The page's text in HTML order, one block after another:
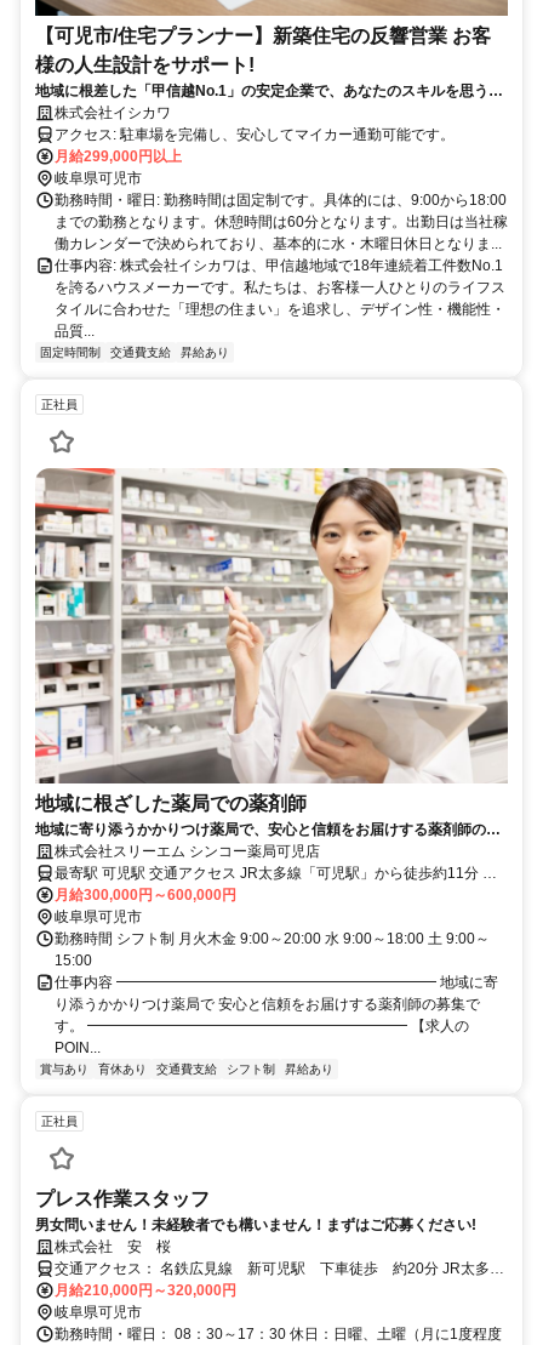
【可児市/住宅プランナー】新築住宅の反響営業 お客
様の人生設計をサポート!
地域に根差した「甲信越No.1」の安定企業で、あなたのスキルを思う存
分発揮できます！
株式会社イシカワ
アクセス: 駐車場を完備し、安心してマイカー通勤可能です。
月給299,000円以上
岐阜県可児市
勤務時間・曜日: 勤務時間は固定制です。具体的には、9:00から18:00
までの勤務となります。休憩時間は60分となります。出勤日は当社稼
働カレンダーで決められており、基本的に水・木曜日休日となりま...
仕事内容: 株式会社イシカワは、甲信越地域で18年連続着工件数No.1
を誇るハウスメーカーです。私たちは、お客様一人ひとりのライフス
タイルに合わせた「理想の住まい」を追求し、デザイン性・機能性・
品質...
固定時間制 交通費支給 昇給あり
正社員
地域に根ざした薬局での薬剤師
地域に寄り添うかかりつけ薬局で、安心と信頼をお届けする薬剤師の募
集です。
株式会社スリーエム シンコー薬局可児店
最寄駅 可児駅 交通アクセス JR太多線「可児駅」から徒歩約11分 名
鉄広見線「新可児駅」から徒歩約15分 ※シンコー薬局可児店での勤
務です
月給300,000円～600,000円
岐阜県可児市
勤務時間 シフト制 月火木金 9:00～20:00 水 9:00～18:00 土 9:00～
15:00
仕事内容 ━━━━━━━━━━━━━━━━━━━━━━ 地域に寄
り添うかかりつけ薬局で 安心と信頼をお届けする薬剤師の募集で
す。 ━━━━━━━━━━━━━━━━━━━━━━ 【求人の
POIN...
賞与あり 育休あり 交通費支給 シフト制 昇給あり
正社員
プレス作業スタッフ
男女問いません！未経験者でも構いません！まずはご応募ください!
株式会社 安 桜
交通アクセス： 名鉄広見線 新可児駅 下車徒歩 約20分 JR太多
線 可児駅 下車徒歩 約25分 可児工業団地内 交通費支給！ 無料駐
車場完備！ 交通アクセス： 名鉄広見線 新可児駅 下車徒歩 約20
分 JR太多線 可児駅 下車徒歩 約25分 可児工業団地内 交通費支
月給210,000円～320,000円
岐阜県可児市
勤務時間・曜日： 08：30～17：30 休日：日曜、土曜（月に1度程度